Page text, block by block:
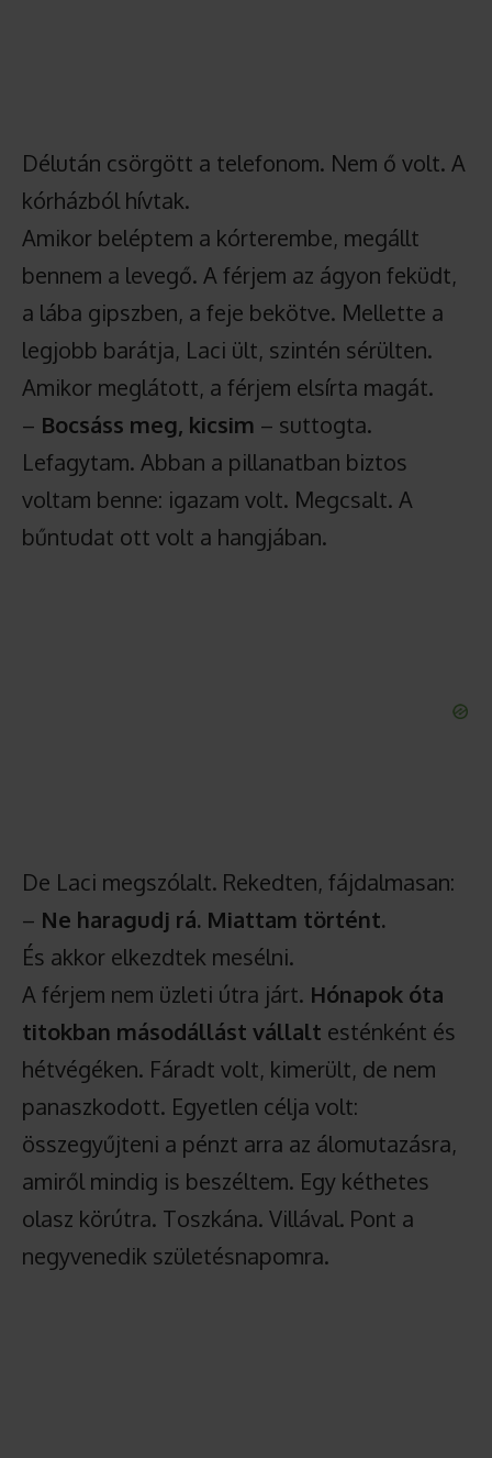
Délután csörgött a telefonom. Nem ő volt. A
kórházból hívtak.
Amikor beléptem a kórterembe, megállt
bennem a levegő. A férjem az ágyon feküdt,
a lába gipszben, a feje bekötve. Mellette a
legjobb barátja, Laci ült, szintén sérülten.
Amikor meglátott, a férjem elsírta magát.
– Bocsáss meg, kicsim – suttogta.
Lefagytam. Abban a pillanatban biztos
voltam benne: igazam volt. Megcsalt. A
bűntudat ott volt a hangjában.
De Laci megszólalt. Rekedten, fájdalmasan:
– Ne haragudj rá. Miattam történt.
És akkor elkezdtek mesélni.
A férjem nem üzleti útra járt. Hónapok óta
titokban másodállást vállalt esténként és
hétvégéken. Fáradt volt, kimerült, de nem
panaszkodott. Egyetlen célja volt:
összegyűjteni a pénzt arra az álomutazásra,
amiről mindig is beszéltem. Egy kéthetes
olasz körútra. Toszkána. Villával. Pont a
negyvenedik születésnapomra.